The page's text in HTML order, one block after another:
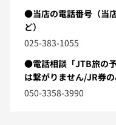
●当店の電話番号（当
ど）
025-383-1055
●電話相談「JTB旅の
は繋がりません/JR券の
050-3358-3990